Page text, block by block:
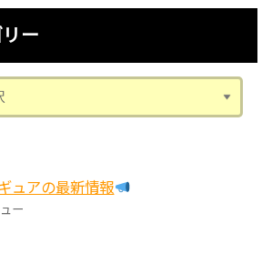
ー
ュアの最新情報
ー